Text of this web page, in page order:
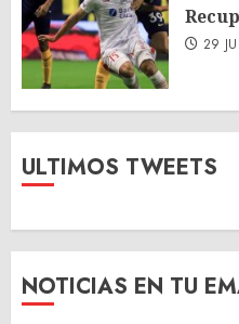
29
ULTIMOS TWEETS
NOTICIAS EN TU